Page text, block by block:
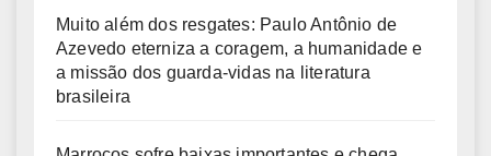
Muito além dos resgates: Paulo Antônio de
Azevedo eterniza a coragem, a humanidade e
a missão dos guarda-vidas na literatura
brasileira